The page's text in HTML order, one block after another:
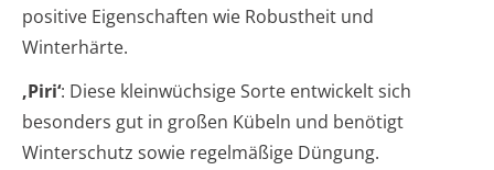
positive Eigenschaften wie Robustheit und
Winterhärte.
‚Piri‘: Diese kleinwüchsige Sorte entwickelt sich
besonders gut in großen Kübeln und benötigt
Winterschutz sowie regelmäßige Düngung.